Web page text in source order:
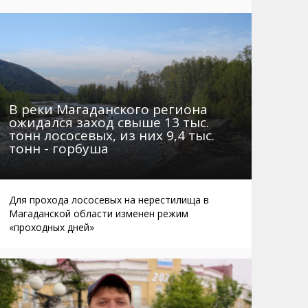
Автобусы Магадан – Аэропорт
Таблица приливов отливов
Не мусорить
Браконьеры
В реки Магаданского региона
ожидался заход свыше 13 тыс.
тонн лососевых, из них 9,4 тыс.
тонн - горбуша
Для прохода лососевых на нерестилища в
Магаданской области изменен режим
«проходных дней»